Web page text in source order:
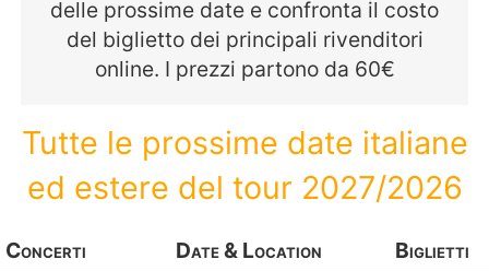
delle prossime date e confronta il costo
del biglietto dei principali rivenditori
online. I prezzi partono da 60€
Tutte le prossime date italiane
ed estere del tour 2027/2026
Concerti Date & Location Biglietti